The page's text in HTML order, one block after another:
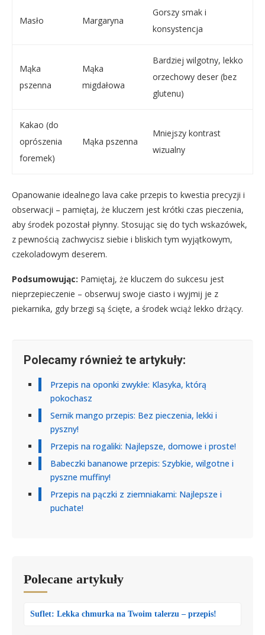
Masło Margaryna
Gorszy smak i
konsystencja
Mąka
pszenna
Mąka
migdałowa
Bardziej wilgotny, lekko
orzechowy deser (bez
glutenu)
Kakao (do
oprószenia
foremek)
Mąka pszenna
Mniejszy kontrast
wizualny
Opanowanie idealnego lava cake przepis to kwestia precyzji i
obserwacji – pamiętaj, że kluczem jest krótki czas pieczenia,
aby środek pozostał płynny. Stosując się do tych wskazówek,
z pewnością zachwycisz siebie i bliskich tym wyjątkowym,
czekoladowym deserem.
Podsumowując: Pamiętaj, że kluczem do sukcesu jest
nieprzepieczenie – obserwuj swoje ciasto i wyjmij je z
piekarnika, gdy brzegi są ścięte, a środek wciąż lekko drżący.
Polecamy również te artykuły:
Przepis na oponki zwykłe: Klasyka, którą
pokochasz
Sernik mango przepis: Bez pieczenia, lekki i
pyszny!
Przepis na rogaliki: Najlepsze, domowe i proste!
Babeczki bananowe przepis: Szybkie, wilgotne i
pyszne muffiny!
Przepis na pączki z ziemniakami: Najlepsze i
puchate!
Polecane artykuły
Suflet: Lekka chmurka na Twoim talerzu – przepis!